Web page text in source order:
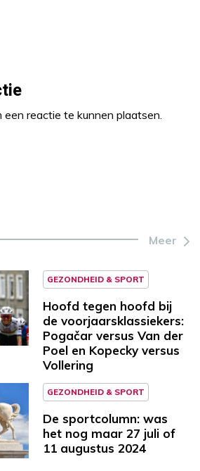
een reactie te kunnen plaatsen.
Meer
GEZONDHEID & SPORT
Hoofd tegen hoofd bij
de voorjaarsklassiekers:
Pogačar versus Van der
Poel en Kopecky versus
Vollering
GEZONDHEID & SPORT
De sportcolumn: was
het nog maar 27 juli of
11 augustus 2024